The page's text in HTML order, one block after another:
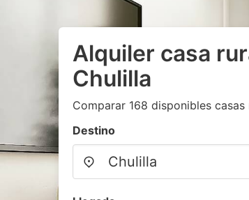
Alquiler casa
Chulilla
Comparar 168 disponibles
Destino